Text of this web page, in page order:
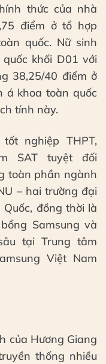
thức của nhà
điểm ở tổ hợp
quốc. Nữ sinh
khối D01 với
38,25/40 điểm ở
á khoa toàn quốc
tính này.
nghiệp THPT,
SAT tuyệt đối
toàn phần ngành
– hai trường đại
đồng thời là
Samsung và
tại Trung tâm
Việt Nam
của Hương Giang
thống nhiều